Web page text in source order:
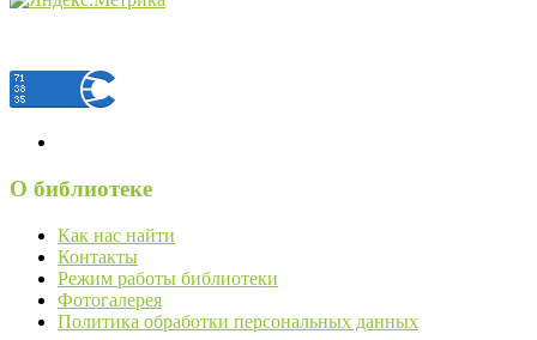
О библиотеке
Как нас найти
Контакты
Режим работы библиотеки
Фотогалерея
Политика обработки персональных данных